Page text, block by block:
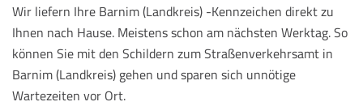
Wir liefern Ihre Barnim (Landkreis) -Kennzeichen direkt zu
Ihnen nach Hause. Meistens schon am nächsten Werktag. So
können Sie mit den Schildern zum Straßenverkehrsamt in
Barnim (Landkreis) gehen und sparen sich unnötige
Wartezeiten vor Ort.